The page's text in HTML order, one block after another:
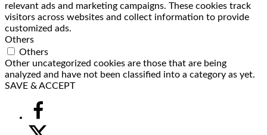
relevant ads and marketing campaigns. These cookies track
visitors across websites and collect information to provide
customized ads.
Others
Others
Other uncategorized cookies are those that are being
analyzed and have not been classified into a category as yet.
SAVE & ACCEPT